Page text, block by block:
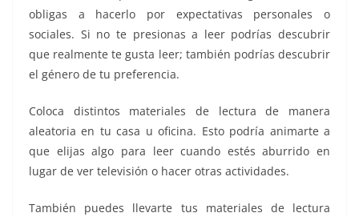
obligas a hacerlo por expectativas personales o
sociales. Si no te presionas a leer podrías descubrir
que realmente te gusta leer; también podrías descubrir
el género de tu preferencia.
Coloca distintos materiales de lectura de manera
aleatoria en tu casa u oficina. Esto podría animarte a
que elijas algo para leer cuando estés aburrido en
lugar de ver televisión o hacer otras actividades.
También puedes llevarte tus materiales de lectura